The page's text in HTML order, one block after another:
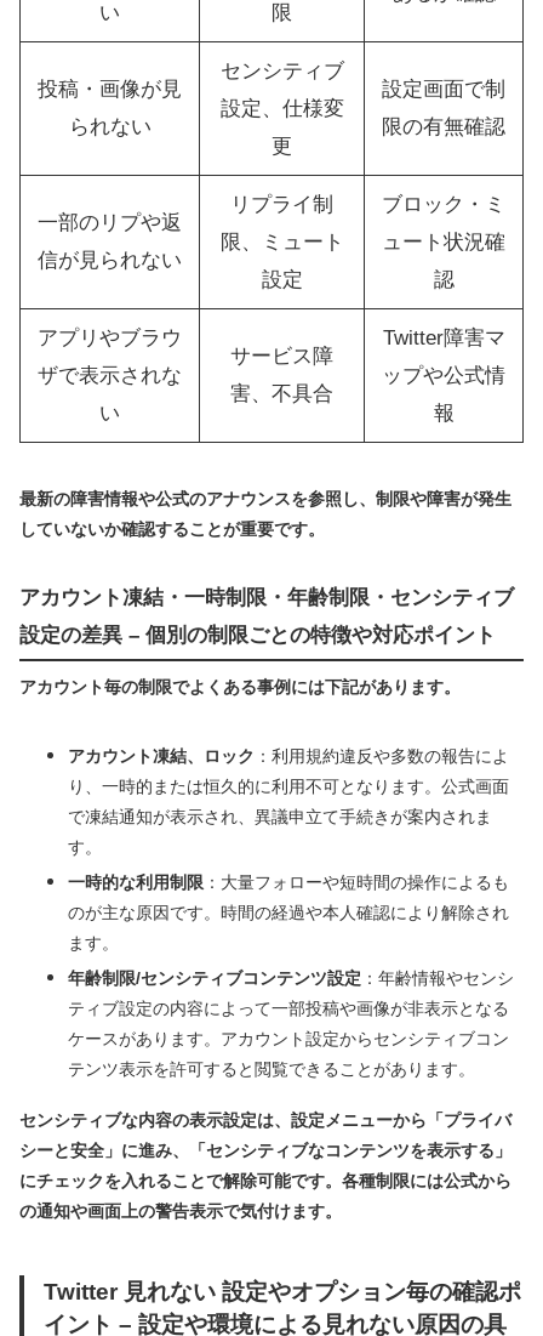
い 限
投稿・画像が見
られない
センシティブ
設定、仕様変
更
設定画面で制
限の有無確認
一部のリプや返
信が見られない
リプライ制
限、ミュート
設定
ブロック・ミ
ュート状況確
認
アプリやブラウ
ザで表示されな
い
サービス障
害、不具合
Twitter障害マ
ップや公式情
報
最新の障害情報や公式のアナウンスを参照し、制限や障害が発生
していないか確認することが重要です。
アカウント凍結・一時制限・年齢制限・センシティブ
設定の差異 – 個別の制限ごとの特徴や対応ポイント
アカウント毎の制限でよくある事例には下記があります。
アカウント凍結、ロック ：利用規約違反や多数の報告によ
り、一時的または恒久的に利用不可となります。公式画面
で凍結通知が表示され、異議申立て手続きが案内されま
す。
一時的な利用制限 ：大量フォローや短時間の操作によるも
のが主な原因です。時間の経過や本人確認により解除され
ます。
年齢制限/センシティブコンテンツ設定 ：年齢情報やセンシ
ティブ設定の内容によって一部投稿や画像が非表示となる
ケースがあります。アカウント設定からセンシティブコン
テンツ表示を許可すると閲覧できることがあります。
センシティブな内容の表示設定は、設定メニューから「プライバ
シーと安全」に進み、「センシティブなコンテンツを表示する」
にチェックを入れることで解除可能です。各種制限には公式から
の通知や画面上の警告表示で気付けます。
Twitter 見れない 設定やオプション毎の確認ポ
イント – 設定や環境による見れない原因の具